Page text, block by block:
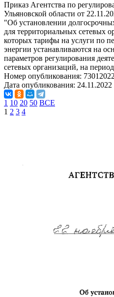
Приказ Агентства по
Ульяновской области от
"Об установлении
для территориальных сетевых
которых тарифы на услуги по
энергии устанавливаются на
параметров регулирования
сетевых организаций, на
Номер опубликования:
Дата опубликования: 24.11.2022
1 10 20 50 ВСЕ
1 2 3 4